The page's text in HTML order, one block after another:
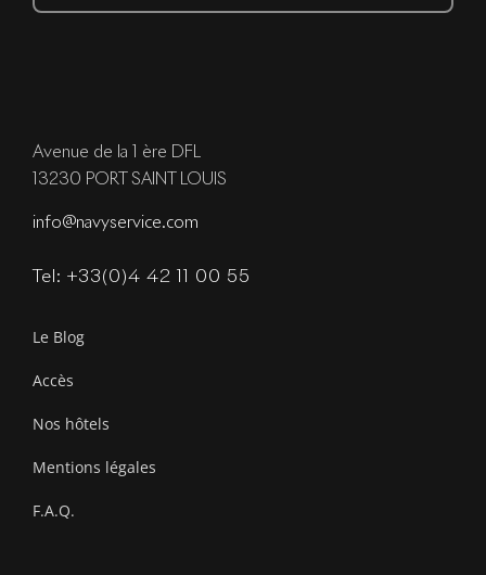
Avenue de la 1 ère DFL
13230 PORT SAINT LOUIS
info@navyservice.com
Tel: +33(0)4 42 11 00 55
Le Blog
Accès
Nos hôtels
Mentions légales
F.A.Q.